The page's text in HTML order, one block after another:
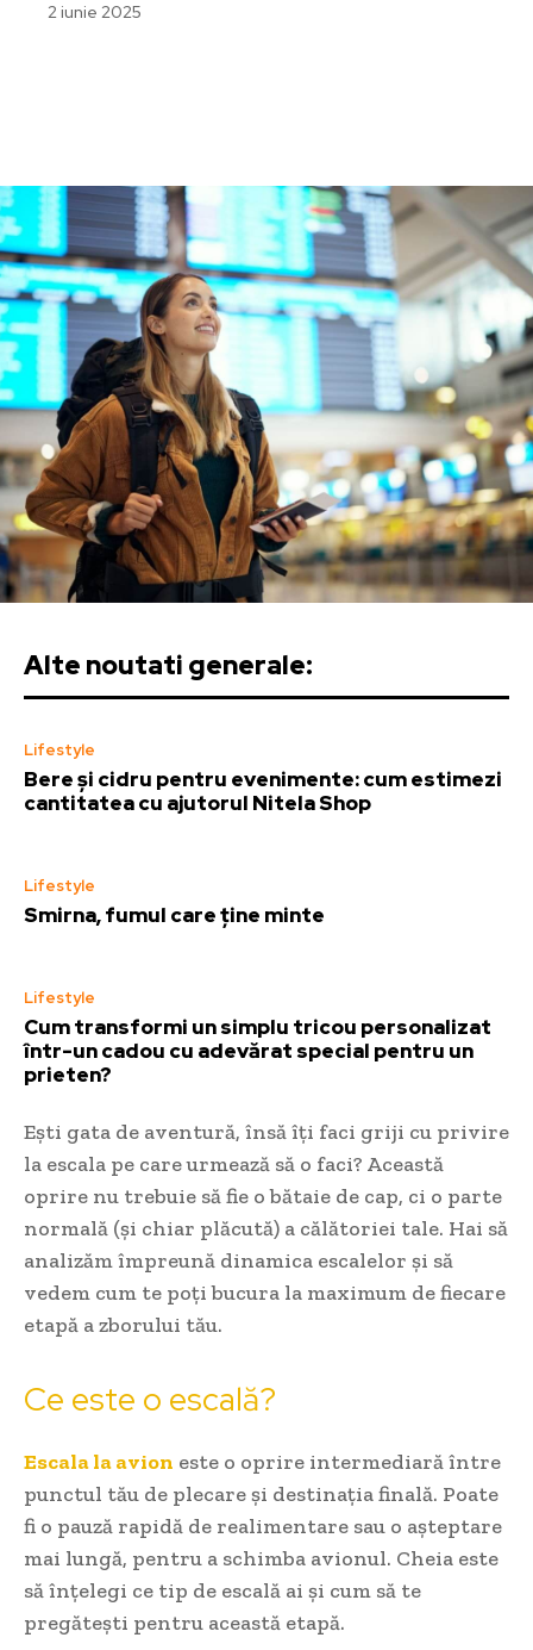
2 iunie 2025
Alte noutati generale:
Lifestyle
Bere și cidru pentru evenimente: cum estimezi
cantitatea cu ajutorul Nitela Shop
Lifestyle
Smirna, fumul care ține minte
Lifestyle
Cum transformi un simplu tricou personalizat
într-un cadou cu adevărat special pentru un
prieten?
Ești gata de aventură, însă îți faci griji cu privire
la escala pe care urmează să o faci? Această
oprire nu trebuie să fie o bătaie de cap, ci o parte
normală (și chiar plăcută) a călătoriei tale. Hai să
analizăm împreună dinamica escalelor și să
vedem cum te poți bucura la maximum de fiecare
etapă a zborului tău.
Ce este o escală?
Escala la avion este o oprire intermediară între
punctul tău de plecare și destinația finală. Poate
fi o pauză rapidă de realimentare sau o așteptare
mai lungă, pentru a schimba avionul. Cheia este
să înțelegi ce tip de escală ai și cum să te
pregătești pentru această etapă.